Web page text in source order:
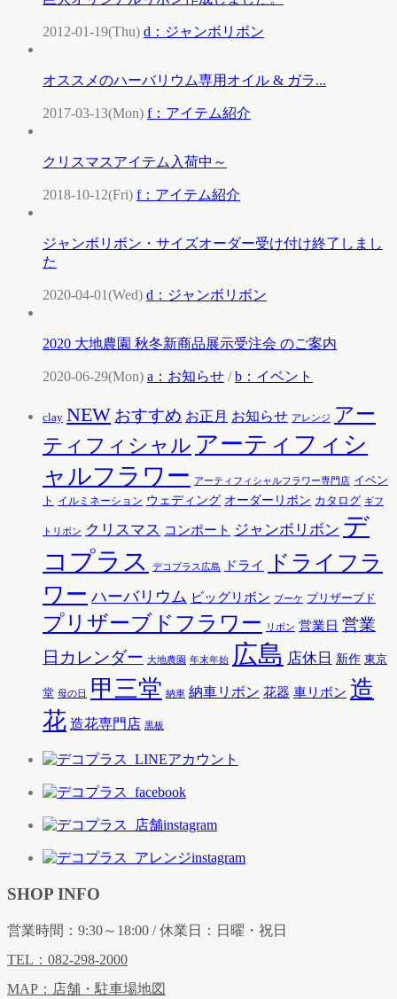
2012-01-19(Thu) d：ジャンボリボン
オススメのハーバリウム専用オイル & ガラ...
2017-03-13(Mon) f：アイテム紹介
クリスマスアイテム入荷中～
2018-10-12(Fri) f：アイテム紹介
ジャンボリボン・サイズオーダー受け付け終了しまし
た
2020-04-01(Wed) d：ジャンボリボン
2020 大地農園 秋冬新商品展示受注会 のご案内
2020-06-29(Mon) a：お知らせ /b：イベント
clay NEW おすすめ お正月 お知らせ アレンジ アー
ティフィシャル アーティフィシ
ャルフラワー
アーティフィシャルフラワー専門店 イベン
ト イルミネーション ウェディング オーダーリボン カタログ ギフ
トリボン クリスマス コンポート ジャンボリボン デ
コプラス
デコプラス広島 ドライ
ドライフラ
ワー ハーバリウム ビッグリボン ブーケ プリザーブド
プリザーブドフラワー リボン 営業日 営業
日カレンダー 大地農園 年末年始 広島 店休日 新作 東京
堂 母の日 甲三堂 納車 納車リボン 花器 車リボン 造
花 造花専門店 黒板
SHOP INFO
営業時間：9:30～18:00 / 休業日：日曜・祝日
TEL：082-298-2000
MAP：店舗・駐車場地図